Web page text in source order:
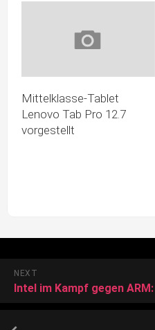
Mittelklasse-Tablet
Lenovo Tab Pro 12.7
vorgestellt
NEXT